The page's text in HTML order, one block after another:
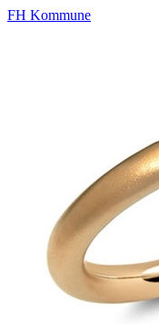
FH Kommune